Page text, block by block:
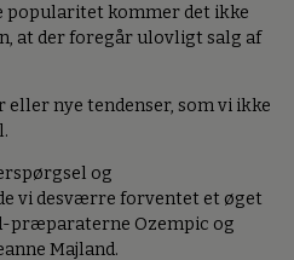
popularitet kommer det ikke
at der foregår ulovligt salg af
nye tendenser, som vi ikke
og
vi desværre forventet et øget
præparaterne Ozempic og
Majland.